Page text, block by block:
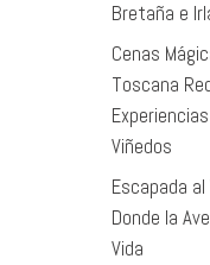
Bretaña e
Cenas
Toscana
Viñedos
Escapada
Donde la
Vida